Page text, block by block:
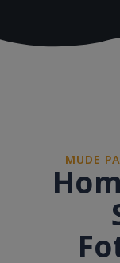
MUDE